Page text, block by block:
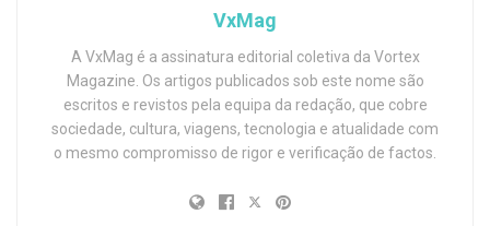
VxMag
A VxMag é a assinatura editorial coletiva da Vortex
Magazine. Os artigos publicados sob este nome são
escritos e revistos pela equipa da redação, que cobre
sociedade, cultura, viagens, tecnologia e atualidade com
o mesmo compromisso de rigor e verificação de factos.